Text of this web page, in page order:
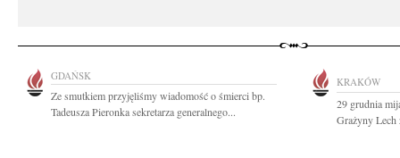
GDAŃSK
Ze smutkiem przyjęliśmy wiadomość o śmierci bp.
Tadeusza Pieronka sekretarza generalnego...
KRAKÓW
29 grudnia
Grażyny Lech